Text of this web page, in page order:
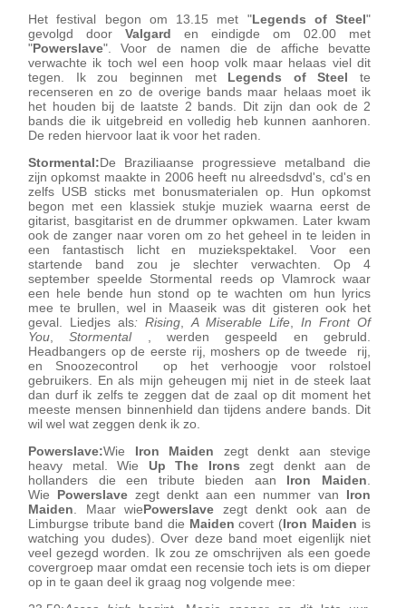
Het festival begon om 13.15 met "Legends of Steel"
gevolgd door Valgard en eindigde om 02.00 met
"Powerslave". Voor de namen die de affiche bevatte
verwachte ik toch wel een hoop volk maar helaas viel dit
tegen. Ik zou beginnen met Legends of Steel te
recenseren en zo de overige bands maar helaas moet ik
het houden bij de laatste 2 bands. Dit zijn dan ook de 2
bands die ik uitgebreid en volledig heb kunnen aanhoren.
De reden hiervoor laat ik voor het raden.
Stormental:De Braziliaanse progressieve metalband die
zijn opkomst maakte in 2006 heeft nu alreedsdvd's, cd's en
zelfs USB sticks met bonusmaterialen op. Hun opkomst
begon met een klassiek stukje muziek waarna eerst de
gitarist, basgitarist en de drummer opkwamen. Later kwam
ook de zanger naar voren om zo het geheel in te leiden in
een fantastisch licht en muziekspektakel. Voor een
startende band zou je slechter verwachten. Op 4
september speelde Stormental reeds op Vlamrock waar
een hele bende hun stond op te wachten om hun lyrics
mee te brullen, wel in Maaseik was dit gisteren ook het
geval. Liedjes als: Rising A Miserable Life
In Front Of
You ,Stormental, werden gespeeld en gebruld.
Headbangers op de eerste rij, moshers op de tweede rij,
en Snoozecontrol op het verhoogje voor rolstoel
gebruikers. En als mijn geheugen mij niet in de steek laat
dan durf ik zelfs te zeggen dat de zaal op dit moment het
meeste mensen binnenhield dan tijdens andere bands. Dit
wil wel wat zeggen denk ik zo.
Powerslave:Wie Iron Maiden zegt denkt aan stevige
heavy metal. Wie Up The Irons zegt denkt aan de
hollanders die een tribute bieden aan Iron Maiden
Wie Powerslave zegt denkt aan een nummer van Iron
Maiden . Maar wiePowerslave zegt denkt ook aan de
Limburgse tribute band die Maiden covert (Iron Maiden is
watching you dudes). Over deze band moet eigenlijk niet
veel gezegd worden. Ik zou ze omschrijven als een goede
covergroep maar omdat een recensie toch iets is om dieper
op in te gaan deel ik graag nog volgende mee: